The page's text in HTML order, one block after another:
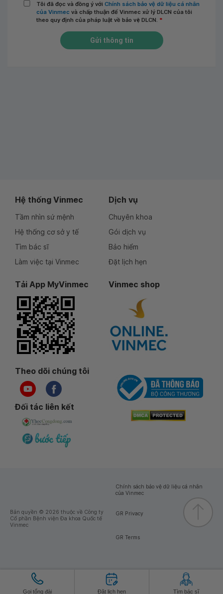
Tôi đã đọc và đồng ý với Chính sách bảo vệ dữ liệu cá nhân
của Vinmec và chấp thuận để Vinmec xử lý DLCN của tôi
theo quy định của pháp luật về bảo vệ DLCN. *
Gửi thông tin
Gọi tổng đài Đặt lịch hẹn Tìm bác sĩ
Hệ thống Vinmec
Tầm nhìn sứ mệnh
Hệ thống cơ sở y tế
Tìm bác sĩ
Làm việc tại Vinmec
Dịch vụ
Chuyên khoa
Gói dịch vụ
Bảo hiểm
Đặt lịch hẹn
Tải App MyVinmec Vinmec shop
Theo dõi chúng tôi
Đối tác liên kết
Bản quyền © 2026 thuộc về Công ty
Cổ phần Bệnh viện Đa khoa Quốc tế
Vinmec
Chính sách bảo vệ dữ liệu cá nhân
của Vinmec
GR Privacy
GR Terms